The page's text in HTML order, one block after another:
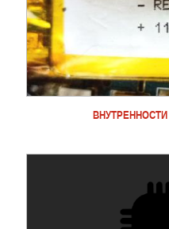
ВНУТРЕННОСТИ